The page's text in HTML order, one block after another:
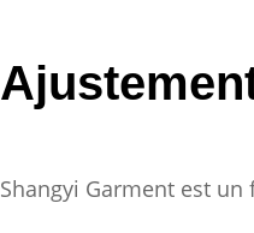
Shangyi Garment est